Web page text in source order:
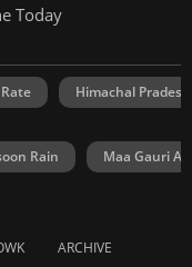
Today
Himachal
Rain Maa Gauri
ARCHIVE